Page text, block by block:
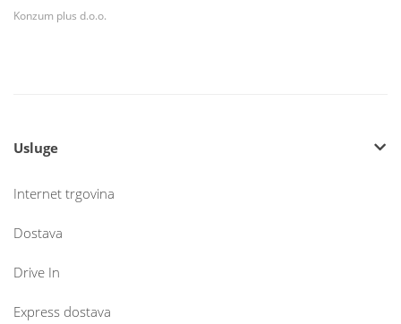
Konzum plus d.o.o.
Usluge
Internet trgovina
Dostava
Drive In
Express dostava